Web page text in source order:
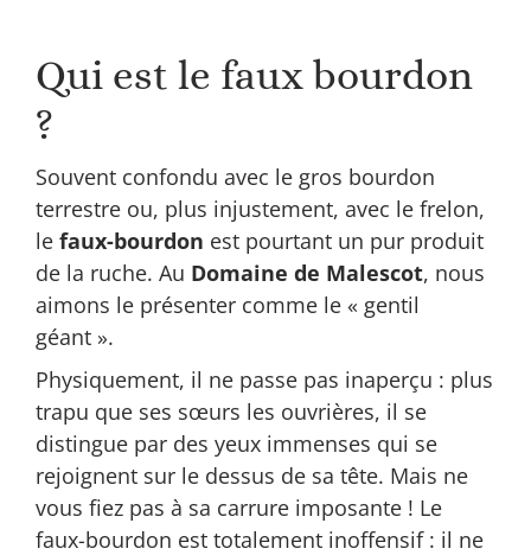
Qui est le faux bourdon
?
Souvent confondu avec le gros bourdon
terrestre ou, plus injustement, avec le frelon,
le faux-bourdon est pourtant un pur produit
de la ruche. Au Domaine de Malescot, nous
aimons le présenter comme le « gentil
géant ».
Physiquement, il ne passe pas inaperçu : plus
trapu que ses sœurs les ouvrières, il se
distingue par des yeux immenses qui se
rejoignent sur le dessus de sa tête. Mais ne
vous fiez pas à sa carrure imposante ! Le
faux-bourdon est totalement inoffensif : il ne